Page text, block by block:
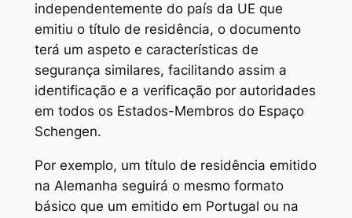
independentemente do país da UE que
emitiu o título de residência, o documento
terá um aspeto e características de
segurança similares, facilitando assim a
identificação e a verificação por autoridades
em todos os Estados-Membros do Espaço
Schengen.
Por exemplo, um título de residência emitido
na Alemanha seguirá o mesmo formato
básico que um emitido em Portugal ou na